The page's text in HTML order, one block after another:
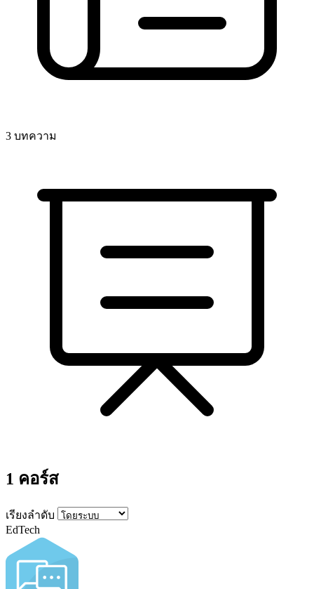
3 บทความ
1 คอร์ส
เรียงลำดับ
EdTech